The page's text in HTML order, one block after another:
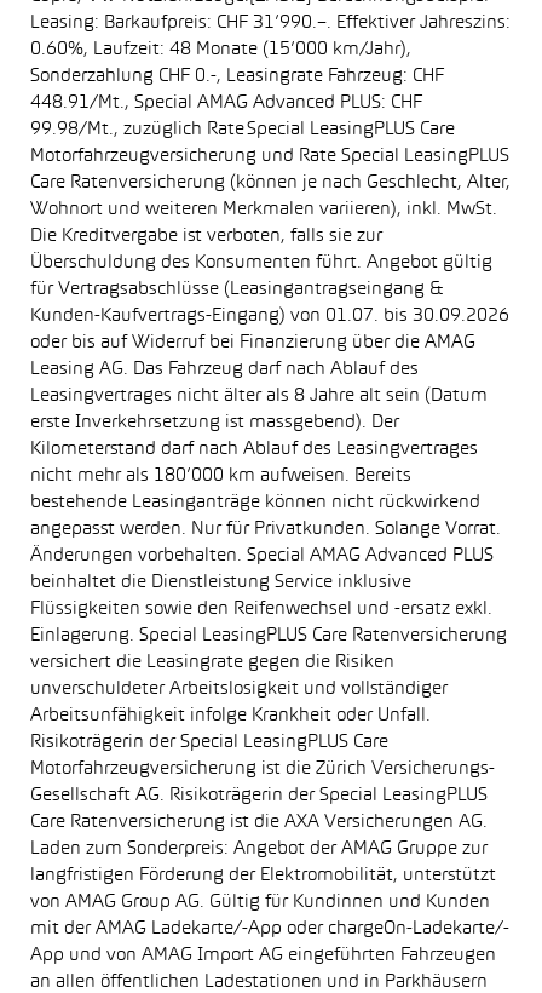
Leasing: Barkaufpreis: CHF 31’990.–. Effektiver Jahreszins:
0.60%, Laufzeit: 48 Monate (15’000 km/Jahr),
Sonderzahlung CHF 0.-, Leasingrate Fahrzeug: CHF
448.91/Mt., Special AMAG Advanced PLUS: CHF
99.98/Mt., zuzüglich Rate Special LeasingPLUS Care
Motorfahrzeugversicherung und Rate Special LeasingPLUS
Care Ratenversicherung (können je nach Geschlecht, Alter,
Wohnort und weiteren Merkmalen variieren), inkl. MwSt.
Die Kreditvergabe ist verboten, falls sie zur
Überschuldung des Konsumenten führt. Angebot gültig
für Vertragsabschlüsse (Leasingantragseingang &
Kunden-Kaufvertrags-Eingang) von 01.07. bis 30.09.2026
oder bis auf Widerruf bei Finanzierung über die AMAG
Leasing AG. Das Fahrzeug darf nach Ablauf des
Leasingvertrages nicht älter als 8 Jahre alt sein (Datum
erste Inverkehrsetzung ist massgebend). Der
Kilometerstand darf nach Ablauf des Leasingvertrages
nicht mehr als 180’000 km aufweisen. Bereits
bestehende Leasinganträge können nicht rückwirkend
angepasst werden. Nur für Privatkunden. Solange Vorrat.
Änderungen vorbehalten. Special AMAG Advanced PLUS
beinhaltet die Dienstleistung Service inklusive
Flüssigkeiten sowie den Reifenwechsel und -ersatz exkl.
Einlagerung. Special LeasingPLUS Care Ratenversicherung
versichert die Leasingrate gegen die Risiken
unverschuldeter Arbeitslosigkeit und vollständiger
Arbeitsunfähigkeit infolge Krankheit oder Unfall.
Risikoträgerin der Special LeasingPLUS Care
Motorfahrzeugversicherung ist die Zürich Versicherungs-
Gesellschaft AG. Risikoträgerin der Special LeasingPLUS
Care Ratenversicherung ist die AXA Versicherungen AG.
Laden zum Sonderpreis: Angebot der AMAG Gruppe zur
langfristigen Förderung der Elektromobilität, unterstützt
von AMAG Group AG. Gültig für Kundinnen und Kunden
mit der AMAG Ladekarte/-App oder chargeOn-Ladekarte/-
App und von AMAG Import AG eingeführten Fahrzeugen
an allen öffentlichen Ladestationen und in Parkhäusern